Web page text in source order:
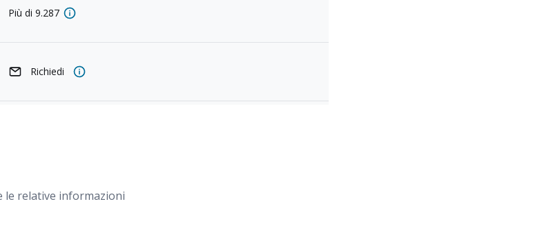
Più di 9.287
Richiedi
Più di 9.287
le relative informazioni